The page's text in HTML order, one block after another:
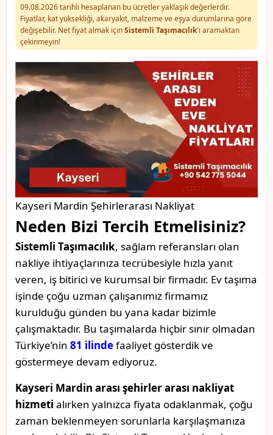
09.08.2026 tarihli hesaplanan bu ücretler yaklaşık değerlerdir.
Fiyatlar, kat yüksekliği, akaryakıt, malzeme ve eşya durumlarına göre
değişebilir. Net fiyat almak içinSistemli Taşımacılık'ı aramaktan
çekinmeyin!
Kayseri Mardin Şehirlerarası Nakliyat
Neden Bizi Tercih Etmelisiniz?
Sistemli Taşımacılık, sağlam referansları olan
nakliye ihtiyaçlarınıza tecrübesiyle hızla yanıt
veren, iş bitirici ve kurumsal bir firmadır. Ev taşıma
işinde çoğu uzman çalışanımız firmamız
kurulduğu günden bu yana kadar bizimle
çalışmaktadır. Bu taşımalarda hiçbir sınır olmadan
Türkiye’nin 81 ilindefaaliyet gösterdik ve
göstermeye devam ediyoruz.
Kayseri Mardin arası şehirler arası nakliyat
hizmeti alırken yalnızca fiyata odaklanmak, çoğu
zaman beklenmeyen sorunlarla karşılaşmanıza